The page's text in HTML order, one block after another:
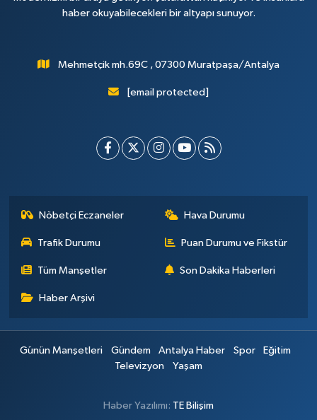
haber okuyabilecekleri bir altyapı sunuyor.
Mehmetçik mh.69C , 07300 Muratpaşa/Antalya
[email protected]
Nöbetçi Eczaneler Hava Durumu
Trafik Durumu Puan Durumu ve Fikstür
Tüm Manşetler Son Dakika Haberleri
Haber Arşivi
Günün Manşetleri Gündem Antalya Haber Spor
Eğitim
Televizyon
Yaşam
Haber Yazılımı: TE Bilişim